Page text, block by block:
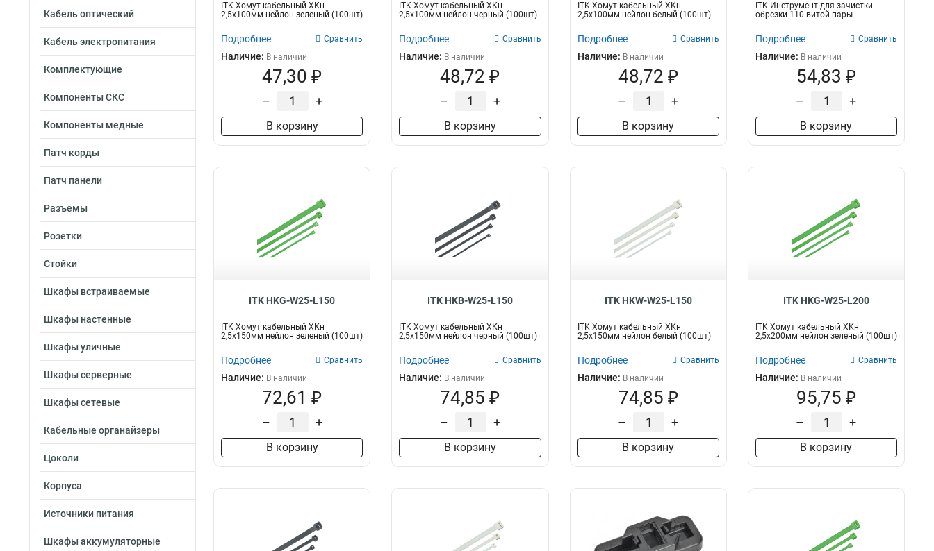
Кабель оптический
Кабель электропитания
Комплектующие
Компоненты СКС
Компоненты медные
Патч корды
Патч панели
Разъемы
Розетки
Стойки
Шкафы встраиваемые
Шкафы настенные
Шкафы уличные
Шкафы серверные
Шкафы сетевые
Кабельные органайзеры
Цоколи
Корпуса
Источники питания
Шкафы аккумуляторные
ITK Хомут кабельный ХКн
2,5х100мм нейлон зеленый (100шт)
Подробнее Сравнить
Наличие: В наличии
47,30 ₽
– +
В корзину
ITK Хомут кабельный ХКн
2,5х100мм нейлон черный (100шт)
Подробнее Сравнить
Наличие: В наличии
48,72 ₽
– +
В корзину
ITK Хомут кабельный ХКн
2,5х100мм нейлон белый (100шт)
Подробнее Сравнить
Наличие: В наличии
48,72 ₽
– +
В корзину
ITK Инструмент для зачистки
обрезки 110 витой пары
Подробнее Сравнить
Наличие: В наличии
54,83 ₽
– +
В корзину
ITK HKG-W25-L150
ITK Хомут кабельный ХКн
2,5х150мм нейлон зеленый (100шт)
Подробнее Сравнить
Наличие: В наличии
72,61 ₽
– +
В корзину
ITK HKB-W25-L150
ITK Хомут кабельный ХКн
2,5х150мм нейлон черный (100шт)
Подробнее Сравнить
Наличие: В наличии
74,85 ₽
– +
В корзину
ITK HKW-W25-L150
ITK Хомут кабельный ХКн
2,5х150мм нейлон белый (100шт)
Подробнее Сравнить
Наличие: В наличии
74,85 ₽
– +
В корзину
ITK HKG-W25-L200
ITK Хомут кабельный ХКн
2,5х200мм нейлон зеленый (100шт)
Подробнее Сравнить
Наличие: В наличии
95,75 ₽
– +
В корзину